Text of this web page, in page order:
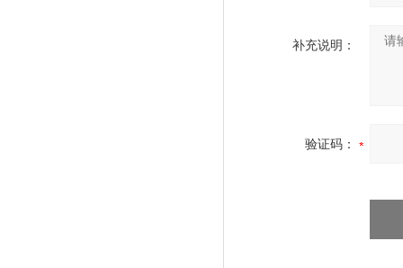
补充说明：
验证码：